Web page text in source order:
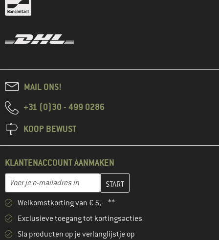
MAIL ONS!
+31 (0)30 - 499 0286
KOOP BEWUST
KLANTENACCOUNT AANMAKEN
E-mailadres
Vul je e-mailadres hier in en maak in de volgende stap je
Welkomstkorting van € 5,- **
Exclusieve toegang tot kortingsacties
Sla producten op je verlanglijstje op